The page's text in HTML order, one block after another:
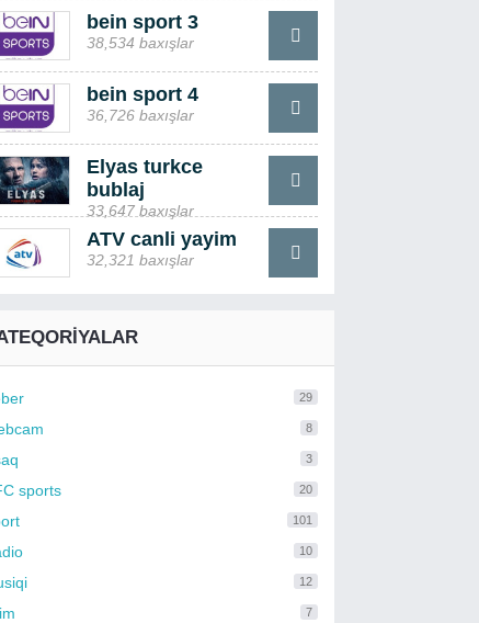
bein sport 3
38,534 baxışlar
bein sport 4
36,726 baxışlar
Elyas turkce
bublaj
33,647 baxışlar
ATV canli yayim
32,321 baxışlar
29
8
3
sports 20
101
10
12
7